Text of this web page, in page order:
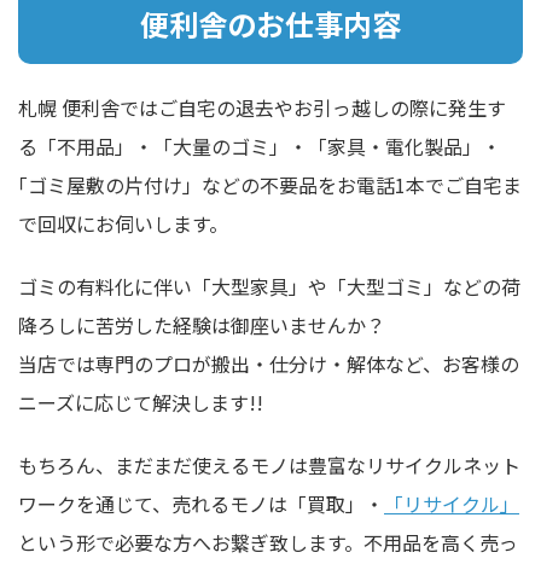
便利舎のお仕事内容
札幌 便利舎ではご自宅の退去やお引っ越しの際に発生す
る「不用品」・「大量のゴミ」・「家具・電化製品」・
｢ゴミ屋敷の片付け」などの不要品をお電話1本でご自宅ま
で回収にお伺いします。
ゴミの有料化に伴い「大型家具」や「大型ゴミ」などの荷
降ろしに苦労した経験は御座いませんか？
当店では専門のプロが搬出・仕分け・解体など、お客様の
ニーズに応じて解決します!!
もちろん、まだまだ使えるモノは豊富なリサイクルネット
ワークを通じて、売れるモノは「買取」・
「リサイクル」
という形で必要な方へお繋ぎ致します。不用品を高く売っ